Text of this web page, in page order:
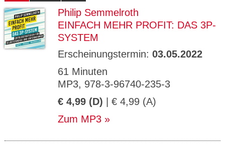
Philip Semmelroth
EINFACH MEHR PROFIT: DAS 3P-
SYSTEM
Erscheinungstermin: 03.05.2022
61 Minuten
MP3, 978-3-96740-235-3
€ 4,99 (D) | € 4,99 (A)
Zum MP3